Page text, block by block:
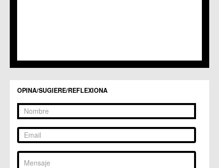
OPINA/SUGIERE/REFLEXIONA